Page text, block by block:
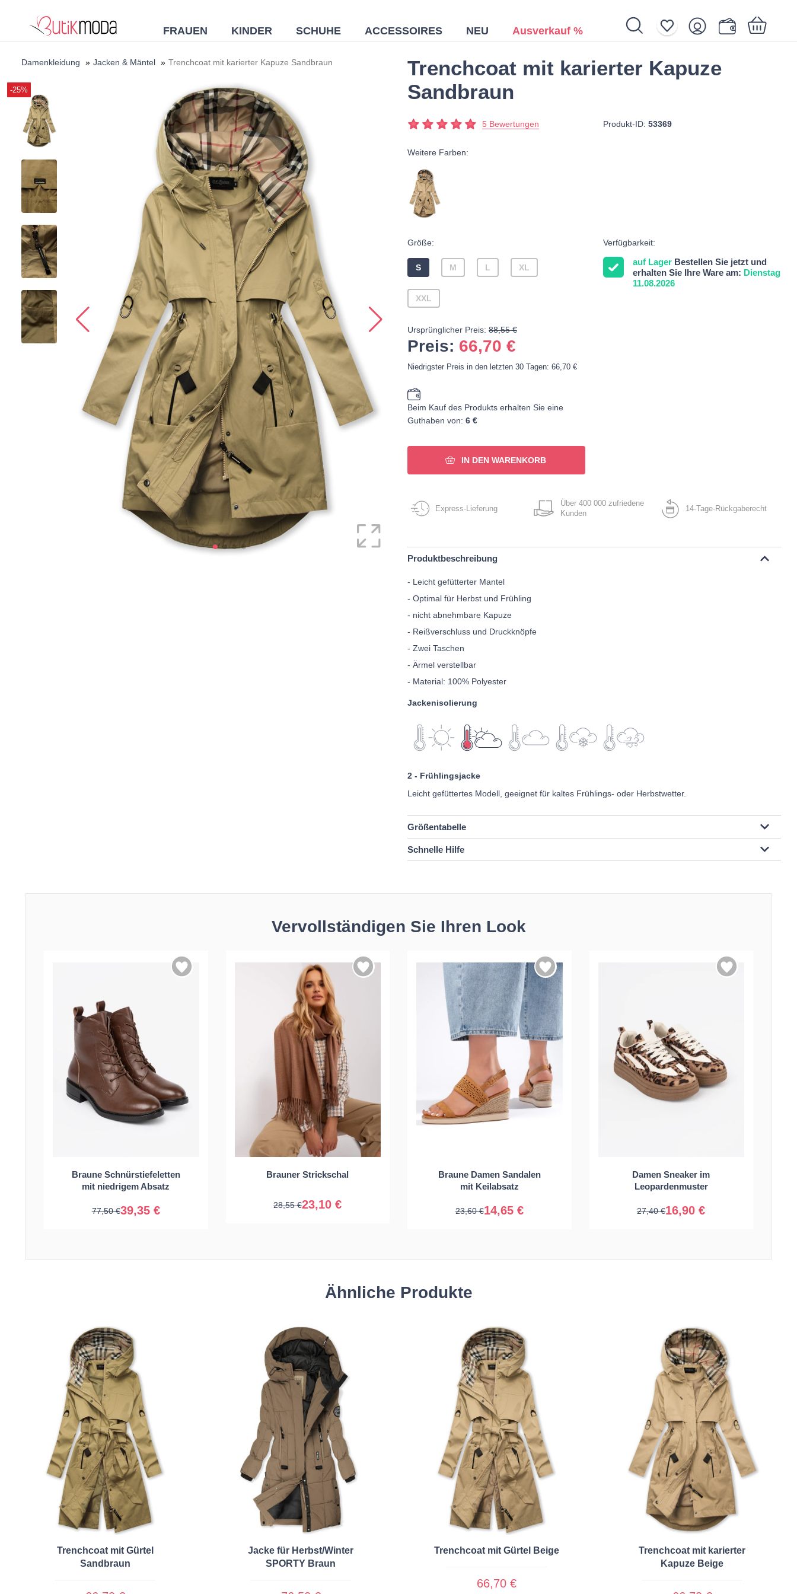
FRAUEN KINDER SCHUHE ACCESSOIRES NEU Ausverkauf %
Ihr Warenkorb ist noch leer.
Damenkleidung » Jacken & Mäntel » Trenchcoat mit karierter Kapuze Sandbraun
-25%
Trenchcoat mit karierter Kapuze
Sandbraun
5 Bewertungen Produkt-ID: 53369
Verfügbarkeit:
auf Lager Bestellen Sie jetzt und
erhalten Sie Ihre Ware am: Dienstag
11.08.2026
Weitere Farben:
Größe:
S M L XL
XXL
Ursprünglicher Preis: 88,55 €
Preis: 66,70 €
Niedrigster Preis in den letzten 30 Tagen: 66,70 €
Beim Kauf des Produkts erhalten Sie eine
Guthaben von: 6 €
IN DEN WARENKORB
Express-Lieferung
Über 400 000 zufriedene
Kunden
14-Tage-Rückgaberecht
Produktbeschreibung
- Leicht gefütterter Mantel
- Optimal für Herbst und Frühling
- nicht abnehmbare Kapuze
- Reißverschluss und Druckknöpfe
- Zwei Taschen
- Ärmel verstellbar
- Material: 100% Polyester
Jackenisolierung
2 - Frühlingsjacke
Leicht gefüttertes Modell, geeignet für kaltes Frühlings- oder Herbstwetter.
Größentabelle
Schnelle Hilfe
Vervollständigen Sie Ihren Look
Braune Schnürstiefeletten
mit niedrigem Absatz
39,35 €
77,50 €
36 38 39 40 Brauner Strickschal
23,10 €
28,55 €
Universal
Braune Damen Sandalen
mit Keilabsatz
14,65 €
23,60 €
40 41
Damen Sneaker im
Leopardenmuster
16,90 €
27,40 €
40 41
Ähnliche Produkte
Trenchcoat mit Gürtel
Sandbraun
Jacke für Herbst/Winter
SPORTY Braun
Trenchcoat mit Gürtel Beige
66,70 €
Trenchcoat mit karierter
Kapuze Beige